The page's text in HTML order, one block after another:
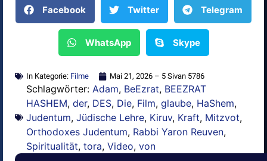
Facebook Twitter Telegram
WhatsApp Skype
In Kategorie: Filme Mai 21, 2026 – 5 Sivan 5786
Schlagwörter: Adam, BeEzrat, BEEZRAT
HASHEM, der, DES, Die, Film, glaube, HaShem,
Judentum, Jüdische Lehre, Kiruv, Kraft, Mitzvot,
Orthodoxes Judentum, Rabbi Yaron Reuven,
Spiritualität, tora, Video, von